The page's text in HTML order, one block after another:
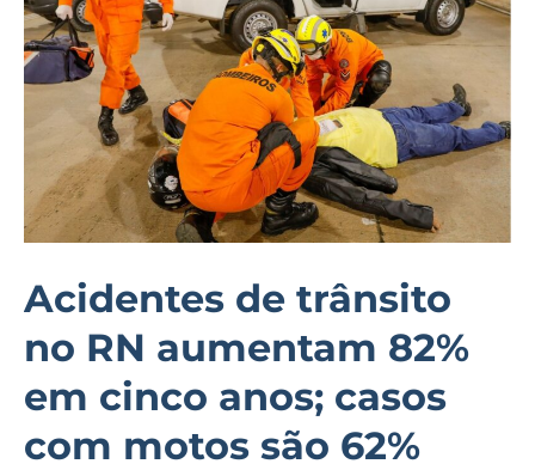
Acidentes de trânsito
no RN aumentam 82%
em cinco anos; casos
com motos são 62%
RN
aumentam
cinco
anos;
casos
motos
são